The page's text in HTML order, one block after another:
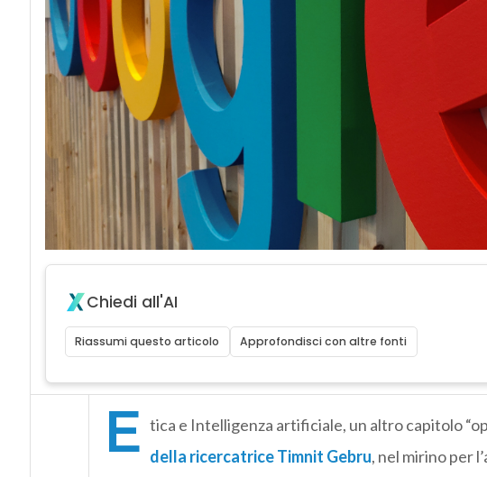
Chiedi all'AI
Riassumi questo articolo Approfondisci con altre fonti
E tica e Intelligenza artificiale, un altro capitolo
della ricercatrice Timnit Gebru, nel mirino per